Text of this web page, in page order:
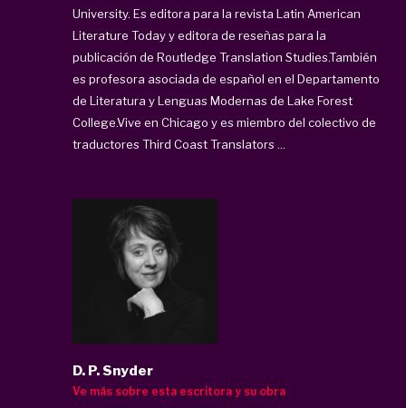
University. Es editora para la revista Latin American
Literature Today y editora de reseñas para la
publicación de Routledge Translation Studies.También
es profesora asociada de español en el Departamento
de Literatura y Lenguas Modernas de Lake Forest
College.Vive en Chicago y es miembro del colectivo de
traductores Third Coast Translators ...
D. P. Snyder
Ve más sobre esta escritora y su obra